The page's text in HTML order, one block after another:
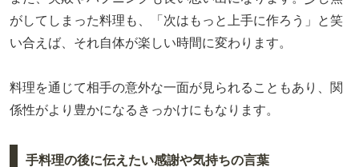
がしてしまった料理も、「次はもっと上手に作ろう」と笑
い合えば、それ自体が楽しい時間に変わります。
料理を通じて相手の意外な一面が見られることもあり、関
係性がより豊かになるきっかけにもなります。
手料理の後に伝えたい感謝や気持ちの言葉